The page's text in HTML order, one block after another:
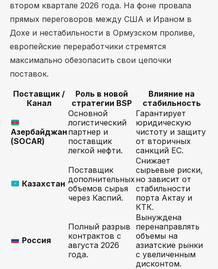
втором квартале 2026 года. На фоне провала
прямых переговоров между США и Ираном в
Дохе и нестабильности в Ормузском проливе,
европейские переработчики стремятся
максимально обезопасить свои цепочки
поставок.
Поставщик /
Канал
Роль в новой
стратегии BSP
Влияние на
стабильность
Азербайджан
(SOCAR)
Основной
логистический
партнер и
поставщик
легкой нефти.
Гарантирует
юридическую
чистоту и защиту
от вторичных
санкций ЕС.
Казахстан
Поставщик
дополнительных
объемов сырья
через Каспий.
Снижает
сырьевые риски,
но зависит от
стабильности
порта Актау и
КТК.
Россия
Полный разрыв
контрактов с
августа 2026
года.
Вынуждена
перенаправлять
объемы на
азиатские рынки
с увеличенным
дисконтом.